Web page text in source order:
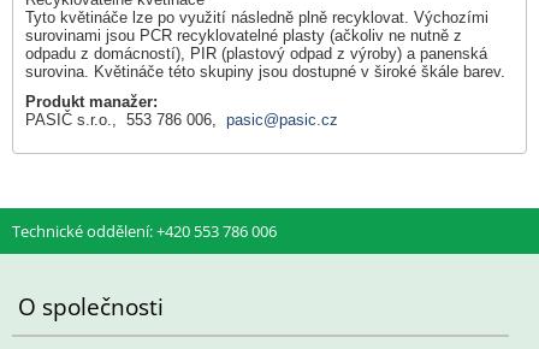
Tyto květináče lze po využití následně plně recyklovat. Výchozími
surovinami jsou PCR recyklovatelné plasty (ačkoliv ne nutně z
odpadu z domácností), PIR (plastový odpad z výroby) a panenská
surovina. Květináče této skupiny jsou dostupné v široké škále barev.
Produkt manažer:
PASIČ s.r.o., 553 786 006, pasic@pasic.cz
Technické oddělení: +420 553 786 006
O společnosti